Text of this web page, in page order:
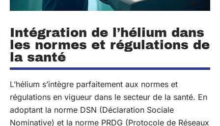
Intégration de l’hélium dans
les normes et régulations de
la santé
L’hélium s’intègre parfaitement aux normes et
régulations en vigueur dans le secteur de la santé. En
adoptant la norme DSN (Déclaration Sociale
Nominative) et la norme PRDG (Protocole de Réseaux